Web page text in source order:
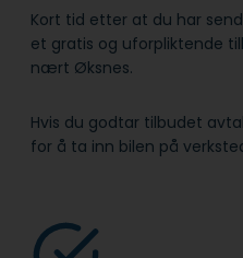
Kort tid etter at du har
et gratis og uforpliktende
nært Øksnes.
Hvis du godtar tilbudet
for å ta inn bilen på